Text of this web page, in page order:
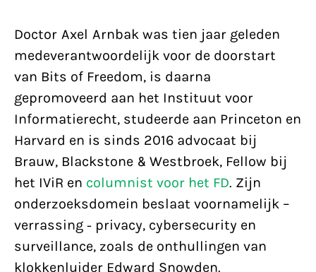
Doctor Axel Arnbak was tien jaar geleden
medeverantwoordelijk voor de doorstart
van Bits of Freedom, is daarna
gepromoveerd aan het Instituut voor
Informatierecht, studeerde aan Princeton en
Harvard en is sinds 2016 advocaat bij
Brauw, Blackstone & Westbroek, Fellow bij
het IViR en columnist voor het FD. Zijn
onderzoeksdomein beslaat voornamelijk –
verrassing - privacy, cybersecurity en
surveillance, zoals de onthullingen van
klokkenluider Edward Snowden.